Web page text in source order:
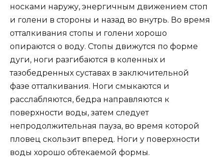
носками наружу, энергичным движением стоп
и голени в стороны и назад во внутрь. Во время
отталкивания стопы и голени хорошо
опираются о воду. Стопы движутся по форме
дуги, ноги разгибаются в коленных и
тазобедренных суставах в заключительной
фазе отталкивания. Ноги смыкаются и
расслабляются, бедра направляются к
поверхности воды, затем следует
непродолжительная пауза, во время которой
пловец скользит вперед. Ноги у поверхности
воды хорошо обтекаемой формы.